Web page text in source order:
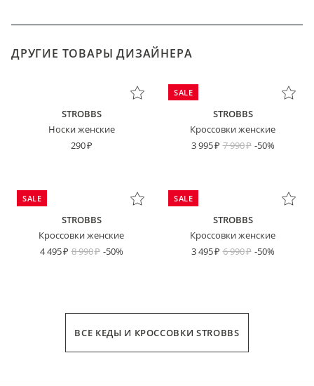
ДРУГИЕ ТОВАРЫ ДИЗАЙНЕРА
STROBBS
Носки женские
290
SALE
STROBBS
Кроссовки женские
3 995
7 990 -50%
SALE
STROBBS
Кроссовки женские
4 495
8 990 -50%
SALE
STROBBS
Кроссовки женские
3 495
6 990 -50%
ВСЕ КЕДЫ И КРОССОВКИ STROBBS